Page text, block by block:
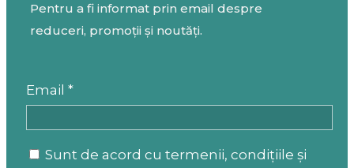
Pentru a fi informat prin email despre
reduceri, promoții și noutăți.
Email *
Sunt de acord cu termenii, condițiile și